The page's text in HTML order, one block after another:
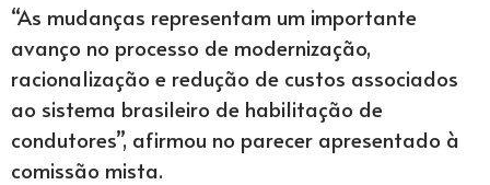
“As mudanças representam um importante
avanço no processo de modernização,
racionalização e redução de custos associados
ao sistema brasileiro de habilitação de
condutores”, afirmou no parecer apresentado à
comissão mista.